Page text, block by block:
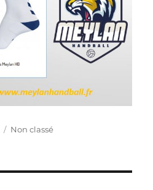
Catégories
Non classé